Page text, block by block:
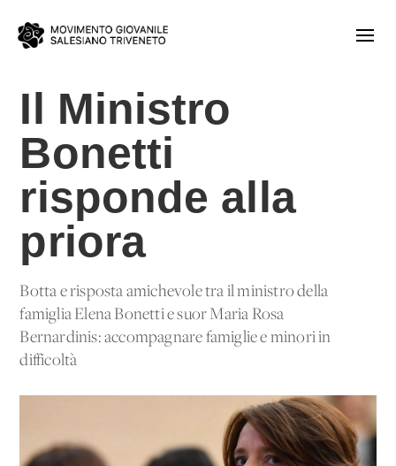
Il Ministro
Bonetti
risponde alla
priora
Botta e risposta amichevole tra il ministro della
famiglia Elena Bonetti e suor Maria Rosa
Bernardinis: accompagnare famiglie e minori in
difficoltà